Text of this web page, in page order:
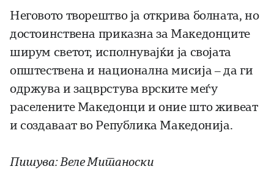
Неговото творештво ја открива болната, но
достоинствена приказна за Македонците
ширум светот, исполнувајќи ја својата
општествена и национална мисија – да ги
одржува и зацврстува врските меѓу
раселените Македонци и оние што живеат
и создаваат во Република Македонија.
Пишува: Веле Митаноски